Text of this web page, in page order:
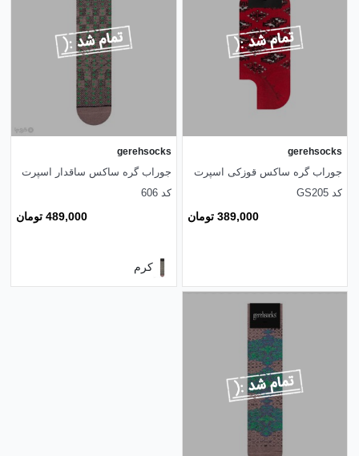
gerehsocks
جوراب گره ساکس قوزکی اسپرت
کد GS205
389,000 تومان
gerehsocks
جوراب گره ساکس ساقدار اسپرت
کد 606
489,000 تومان
کرم